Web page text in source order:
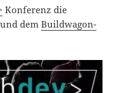
Konferenz die
und demBuildwagon-